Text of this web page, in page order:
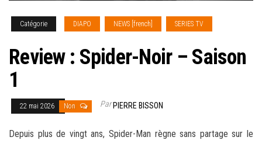
Catégorie DIAPO NEWS [french] SERIES TV
Review : Spider-Noir – Saison
1
22 mai 2026 Non ParPIERRE BISSON
Depuis plus de vingt ans, Spider-Man règne sans partage sur le